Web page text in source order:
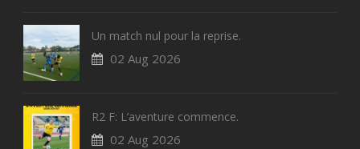
Un match nul pour la reprise.
02 Aug 2026
R2 F: L’aventure commence.
02 Aug 2026